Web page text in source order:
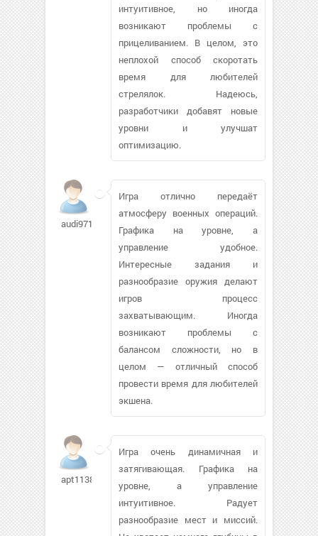
интуитивное, но иногда
возникают проблемы с
прицеливанием. В целом, это
неплохой способ скоротать
время для любителей
стрелялок. Надеюсь,
разработчики добавят новые
уровни и улучшат
оптимизацию.
audi9716144
Игра отлично передаёт
атмосферу военных операций.
Графика на уровне, а
управление удобное.
Интересные задания и
разнообразие оружия делают
игров процесс
захватывающим. Иногда
возникают проблемы с
балансом сложности, но в
целом — отличный способ
провести время для любителей
экшена.
apt113830
Игра очень динамичная и
затягивающая. Графика на
уровне, а управление
интуитивное. Радует
разнообразие мест и миссий.